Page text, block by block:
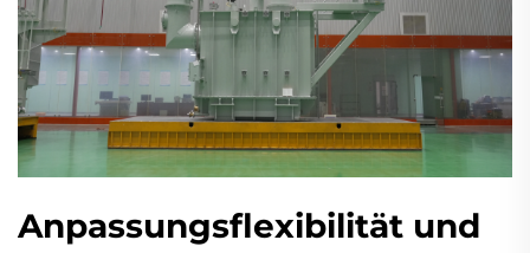
Anpassungsflexibilität und